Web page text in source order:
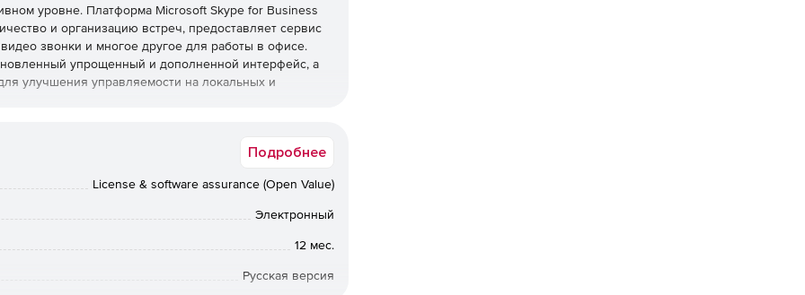
уровне. Платформа Microsoft Skype for Business
и организацию встреч, предоставляет сервис
звонки и многое другое для работы в офисе.
упрощенный и дополненной интерфейс, а
улучшения управляемости на локальных и
голосовые и видеозвонки, конференции,
обмена мгновенными сообщениями, позволяя
Подробнее
License & software assurance (Open Value)
Электронный
12 мес.
Русская версия